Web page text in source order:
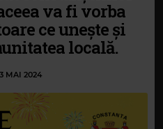
va fi vorba
ce unește și
locală.
MAI 2024